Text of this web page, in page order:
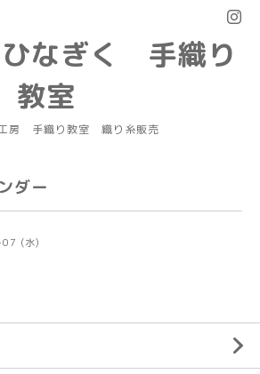
ひなぎく 手織り
教室
房 手織り教室 織り糸販売
ダー
(水)